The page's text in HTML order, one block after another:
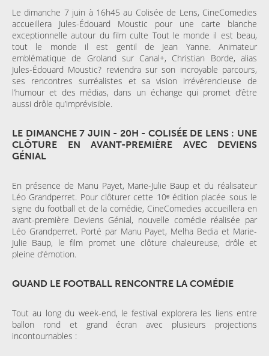
Le dimanche 7 juin à 16h45 au Colisée de Lens, CineComedies
accueillera Jules-Édouard Moustic pour une carte blanche
exceptionnelle autour du film culte Tout le monde il est beau,
tout le monde il est gentil de Jean Yanne. Animateur
emblématique de Groland sur Canal+, Christian Borde, alias
Jules-Édouard Moustic? reviendra sur son incroyable parcours,
ses rencontres surréalistes et sa vision irrévérencieuse de
l’humour et des médias, dans un échange qui promet d’être
aussi drôle qu’imprévisible.
LE DIMANCHE 7 JUIN - 20H - COLISÉE DE LENS : UNE
CLÔTURE EN AVANT-PREMIÈRE AVEC DEVIENS
GÉNIAL
En présence de Manu Payet, Marie-Julie Baup et du réalisateur
Léo Grandperret. Pour clôturer cette 10ᵉ édition placée sous le
signe du football et de la comédie, CineComedies accueillera en
avant-première Deviens Génial, nouvelle comédie réalisée par
Léo Grandperret. Porté par Manu Payet, Melha Bedia et Marie-
Julie Baup, le film promet une clôture chaleureuse, drôle et
pleine d’émotion.
QUAND LE FOOTBALL RENCONTRE LA COMÉDIE
Tout au long du week-end, le festival explorera les liens entre
ballon rond et grand écran avec plusieurs projections
incontournables :